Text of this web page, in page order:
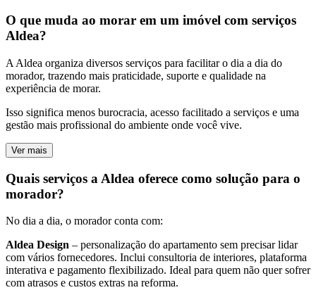
O que muda ao morar em um imóvel com serviços
Aldea?
A Aldea organiza diversos serviços para facilitar o dia a dia do
morador, trazendo mais praticidade, suporte e qualidade na
experiência de morar.
Isso significa menos burocracia, acesso facilitado a serviços e uma
gestão mais profissional do ambiente onde você vive.
Ver mais
Quais serviços a Aldea oferece como solução para o
morador?
No dia a dia, o morador conta com:
Aldea Design – personalização do apartamento sem precisar lidar
com vários fornecedores. Inclui consultoria de interiores, plataforma
interativa e pagamento flexibilizado. Ideal para quem não quer sofrer
com atrasos e custos extras na reforma.